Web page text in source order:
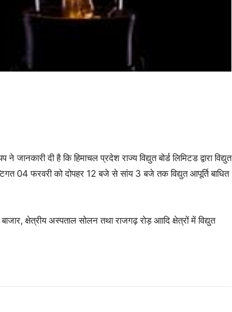
दी है कि हिमाचल प्रदेश राज्य विद्युत बोर्ड लिमिटड द्वारा विद्युत
04 फरवरी को दोपहर 12 बजे से सांय 3 बजे तक विद्युत आपूर्ति बाधित
क्षेत्रीय अस्पताल सोलन तथा राजगढ़ रोड़ आादि क्षेत्रों में विद्युत